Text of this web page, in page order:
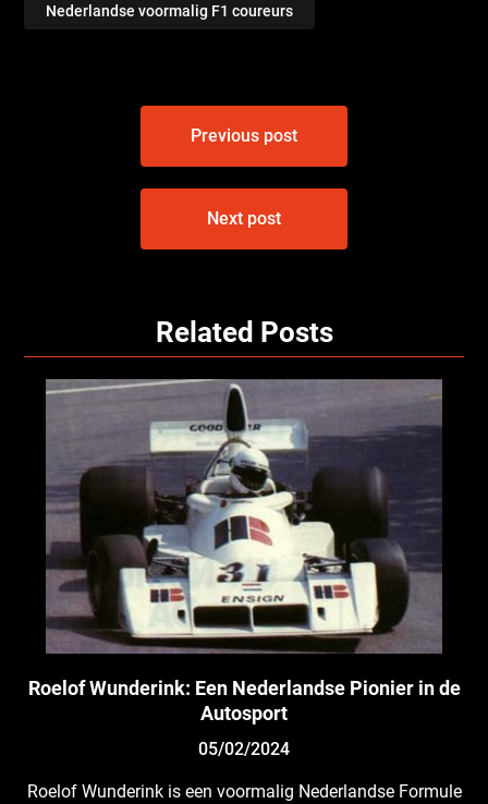
Nederlandse voormalig F1 coureurs
Previous post
Next post
Related Posts
Roelof Wunderink: Een Nederlandse Pionier in de
Autosport
05/02/2024
Roelof Wunderink is een voormalig Nederlandse Formule